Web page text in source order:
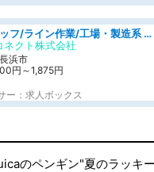
製造スタッフ/ライン作業/工場・製造系 エンジン部品の機械加工/未経験可/昼食代無料
ネクト株式会社
浜市
円～1,875円
ー：求人ボックス
のペンギン"夏のラッキ